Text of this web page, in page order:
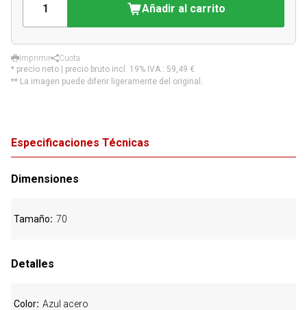
Añadir al carrito
Imprimir
Cuota
* precio neto | precio bruto incl. 19% IVA.: 59,49 €
** La imagen puede diferir ligeramente del original.
Especificaciones Técnicas
Dimensiones
Tamaño 70
Detalles
Color Azul acero